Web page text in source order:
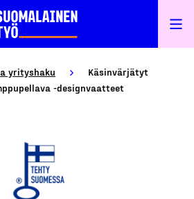
yrityshaku
Käsinvärjätyt
-designvaatteet